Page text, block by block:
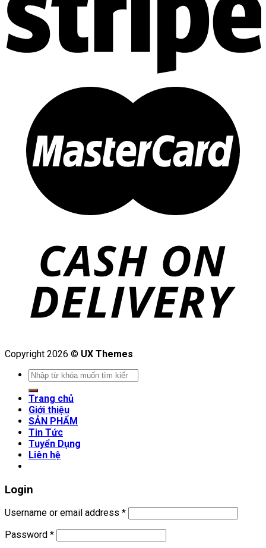
Copyright 2026 © UX Themes
Search
for:
Trang chủ
Giới thiệu
SẢN PHẨM
Tin Tức
Tuyển Dụng
Liên hệ
Login
Username or email address *
Password *